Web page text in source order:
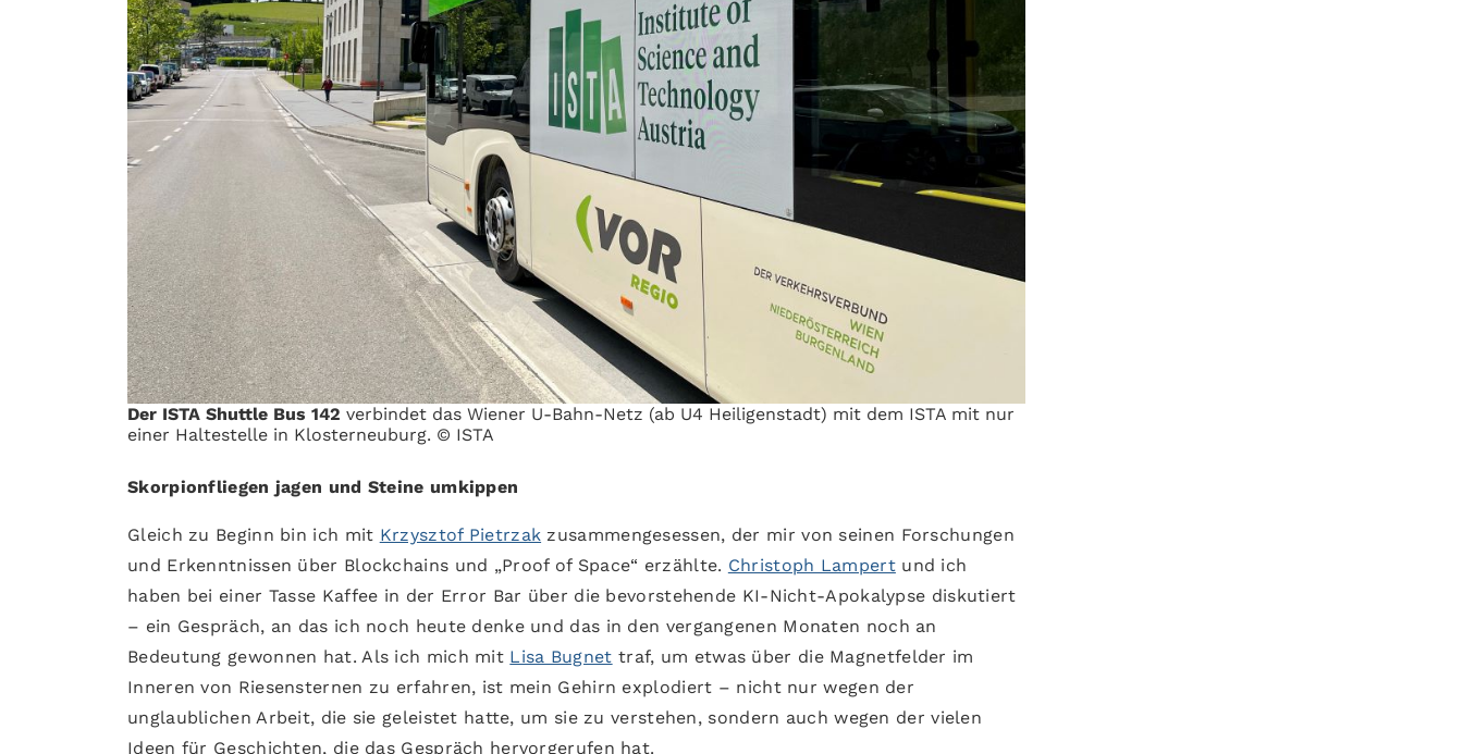
Der ISTA Shuttle Bus 142 verbindet das Wiener U-Bahn-Netz (ab U4 Heiligenstadt) mit dem ISTA mit nur
einer Haltestelle in Klosterneuburg. © ISTA
Skorpionfliegen jagen und Steine umkippen
Gleich zu Beginn bin ich mit Krzysztof Pietrzak zusammengesessen, der mir von seinen Forschungen
und Erkenntnissen über Blockchains und „Proof of Space“ erzählte. Christoph Lampertund ich
haben bei einer Tasse Kaffee in der Error Bar über die bevorstehende KI-Nicht-Apokalypse diskutiert
– ein Gespräch, an das ich noch heute denke und das in den vergangenen Monaten noch an
Bedeutung gewonnen hat. Als ich mich mit Lisa Bugnet traf, um etwas über die Magnetfelder im
Inneren von Riesensternen zu erfahren, ist mein Gehirn explodiert – nicht nur wegen der
unglaublichen Arbeit, die sie geleistet hatte, um sie zu verstehen, sondern auch wegen der vielen
Ideen für Geschichten, die das Gespräch hervorgerufen hat.